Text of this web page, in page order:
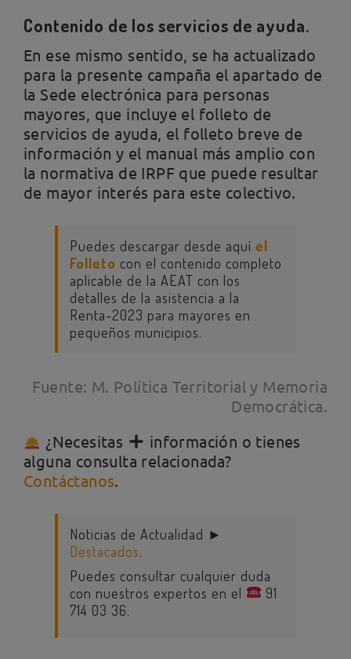
Contenido de los servicios de ayuda.
En ese mismo sentido, se ha actualizado
para la presente campaña el apartado de
la Sede electrónica para personas
mayores, que incluye el folleto de
servicios de ayuda, el folleto breve de
información y el manual más amplio con
la normativa de IRPF que puede resultar
de mayor interés para este colectivo.
Puedes descargar desde aquí el
Folleto con el contenido completo
aplicable de la AEAT con los
detalles de la asistencia a la
Renta-2023 para mayores en
pequeños municipios.
Fuente: M. Política Territorial y Memoria
Democrática.
¿Necesitas
información o tienes
alguna consulta relacionada?
Contáctanos.
Noticias de Actualidad ►
Destacados.
Puedes consultar cualquier duda
con nuestros expertos en el
91
714 03 36.